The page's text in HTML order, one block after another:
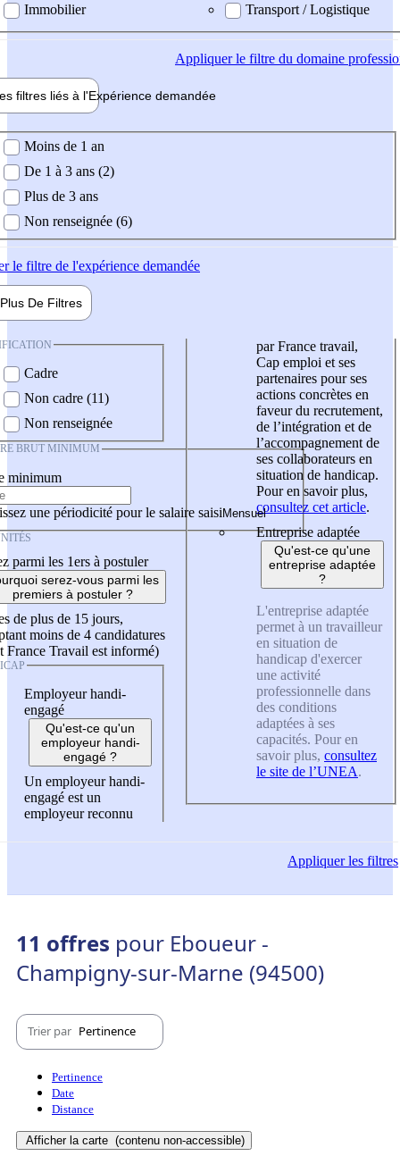
Immobilier
Transport / Logistique
Appliquerle filtre du domaine
filtres liés à l'Expérience demandée
demandée
Moins de 1 an
De 1 à 3 ans (2)
Plus de 3 ans
Non renseignée (6)
le filtre de l'expérience demandée
Plus De Filtres
Cadre
Non cadre (11)
Non renseignée
BRUT MINIMUM
minimum
une périodicité pour le salaire saisi
parmi les 1ers à postuler
serez-vous parmi les
premiers à postuler ?
de plus de 15 jours,
moins de 4 candidatures
France Travail est informé)
Employeur handi-
engagé
Qu'est-ce qu'un
employeur handi-
engagé ?
Un employeur handi-
engagé est un
employeur reconnu
par France travail,
Cap emploi et ses
partenaires pour ses
actions concrètes en
faveur du recrutement,
de l’intégration et de
l’accompagnement de
ses collaborateurs en
situation de handicap.
Pour en savoir plus,
consultez cet article.
Entreprise adaptée
Qu'est-ce qu'une
entreprise adaptée
?
L'entreprise adaptée
permet à un travailleur
en situation de
handicap d'exercer
une activité
professionnelle dans
des conditions
adaptées à ses
capacités. Pour en
savoir plus, consultez
le site de l’UNEA.
Appliquerles filtres
11 offres pour Eboueur -
Champigny-sur-Marne (94500)
Trier par Pertinence
Pertinence
Date
Distance
Afficher la carte (contenu non-accessible)